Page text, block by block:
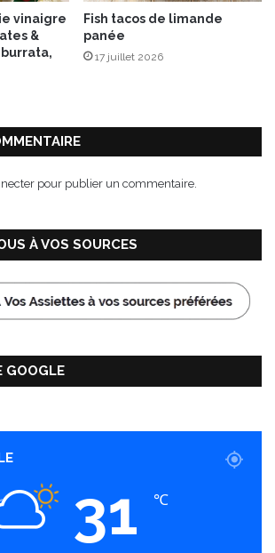
vinaigre
&
Fish tacos de limande
panée
17 juillet 2026
pour publier un commentaire.
À VOS SOURCES
GOOGLE
31 ℃